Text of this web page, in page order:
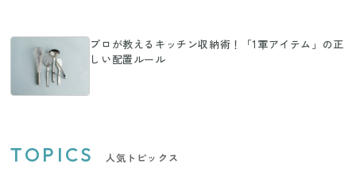
プロが教えるキッチン収納術！「1軍アイテム」の正
しい配置ルール
TOPICS 人気トピックス